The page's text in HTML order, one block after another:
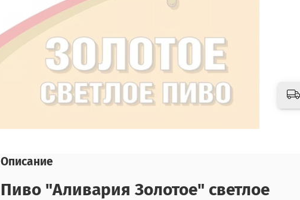
Описание
Пиво "Аливария Золотое" светлое